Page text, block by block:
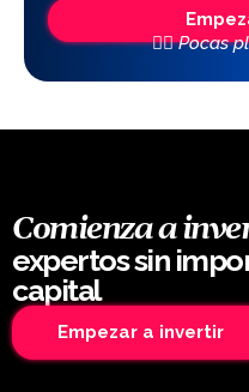
👆🏼 Pocas
Comienza a
expertos sin
capital
Empezar a invertir